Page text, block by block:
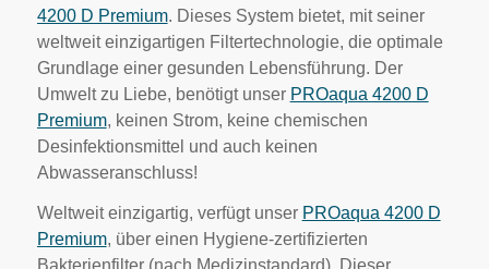
4200 D Premium. Dieses System bietet, mit seiner
weltweit einzigartigen Filtertechnologie, die optimale
Grundlage einer gesunden Lebensführung. Der
Umwelt zu Liebe, benötigt unser PROaqua 4200 D
Premium, keinen Strom, keine chemischen
Desinfektionsmittel und auch keinen
Abwasseranschluss!
Weltweit einzigartig, verfügt unser PROaqua 4200 D
Premium, über einen Hygiene-zertifizierten